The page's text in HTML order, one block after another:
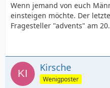
Wenn jemand von euch
einsteigen möchte. Der
Fragesteller "advents" am
Kirsche
Wenigposter